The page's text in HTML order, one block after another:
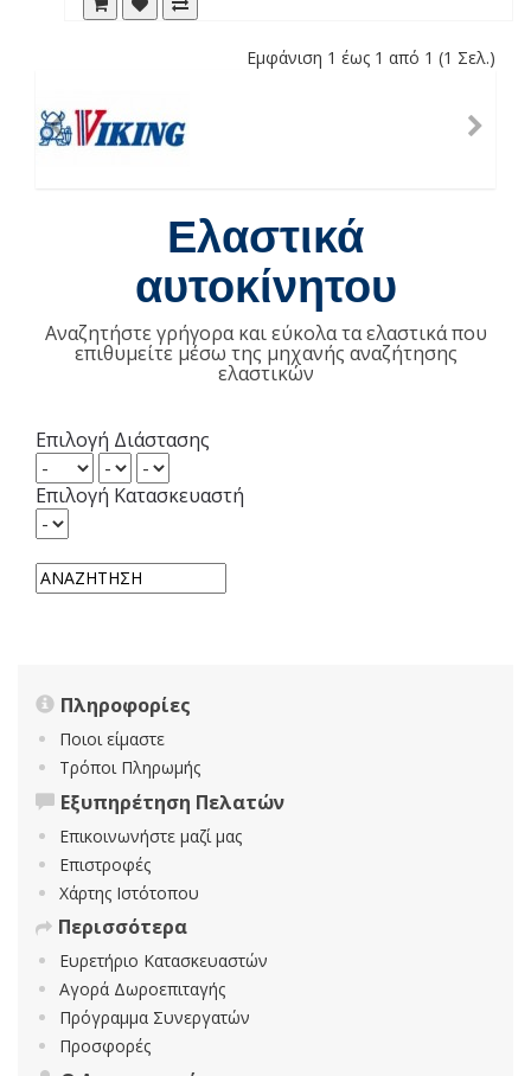
Εμφάνιση 1 έως 1 από 1 (1 Σελ.)
Ελαστικά
αυτοκίνητου
Αναζητήστε γρήγορα και εύκολα τα ελαστικά που
επιθυμείτε μέσω της μηχανής αναζήτησης
ελαστικών
Επιλογή Διάστασης
Επιλογή Κατασκευαστή
Πληροφορίες
Ποιοι είμαστε
Τρόποι Πληρωμής
Εξυπηρέτηση Πελατών
Επικοινωνήστε μαζί μας
Επιστροφές
Χάρτης Ιστότοπου
Περισσότερα
Ευρετήριο Κατασκευαστών
Αγορά Δωροεπιταγής
Πρόγραμμα Συνεργατών
Προσφορές